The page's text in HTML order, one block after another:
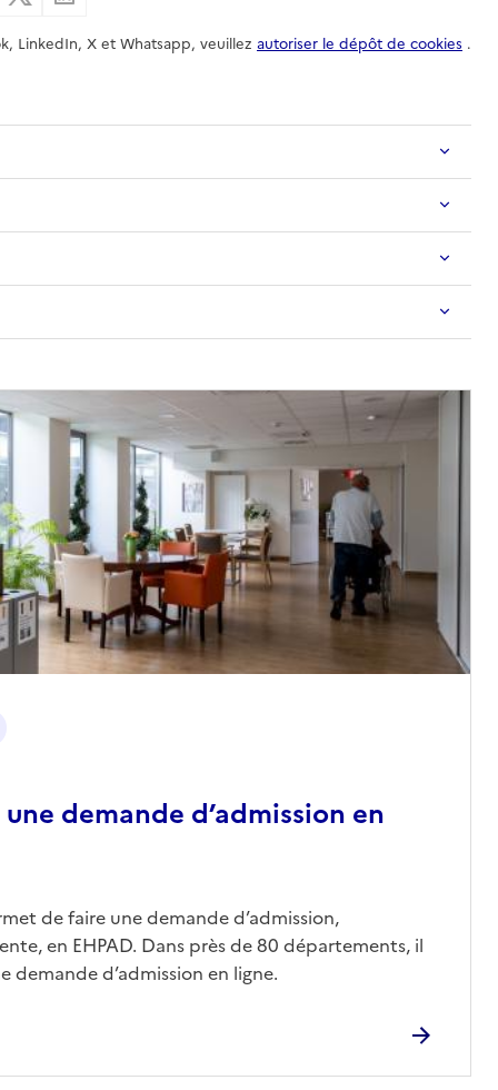
LinkedIn, X et Whatsapp, veuillez autoriser le dépôt de cookies .
demande d’admission en
de faire une demande d’admission,
en EHPAD. Dans près de 80 départements, il
demande d’admission en ligne.